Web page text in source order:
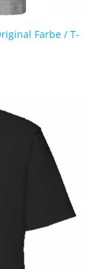
Farbe / T-